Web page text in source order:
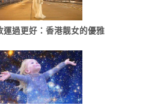
運過更好：香港靓女的優雅